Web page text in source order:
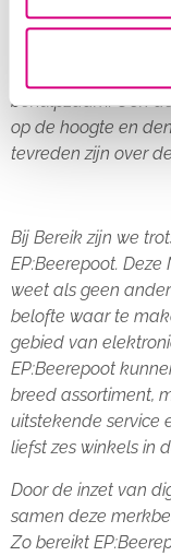
Over de
“Het
behulpzaam. Ook
op de hoogte en
tevreden zijn over
Bij Bereik zijn we
EP:Beerepoot.
weet als geen
belofte waar te
gebied van
EP:Beerepoot
breed assortiment,
uitstekende service
liefst zes winkels in
Door de inzet van
samen deze
Zo bereikt